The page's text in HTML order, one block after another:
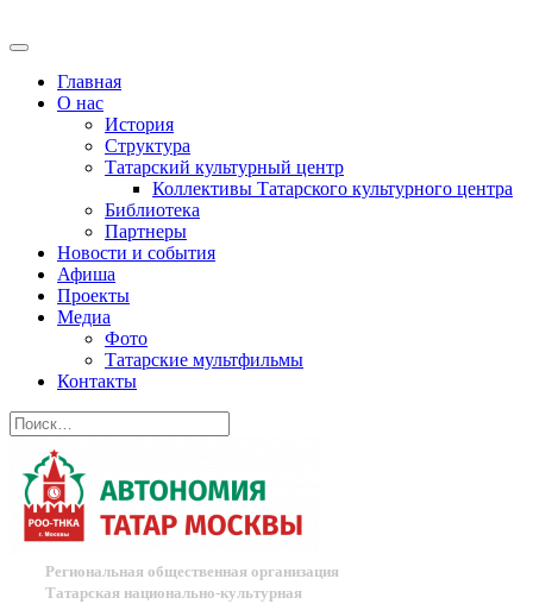
Главная
О нас
История
Структура
Татарский культурный центр
Коллективы Татарского культурного центра
Библиотека
Партнеры
Новости и события
Афиша
Проекты
Медиа
Фото
Татарские мультфильмы
Контакты
Региональная общественная организация
Татарская национально-культурная